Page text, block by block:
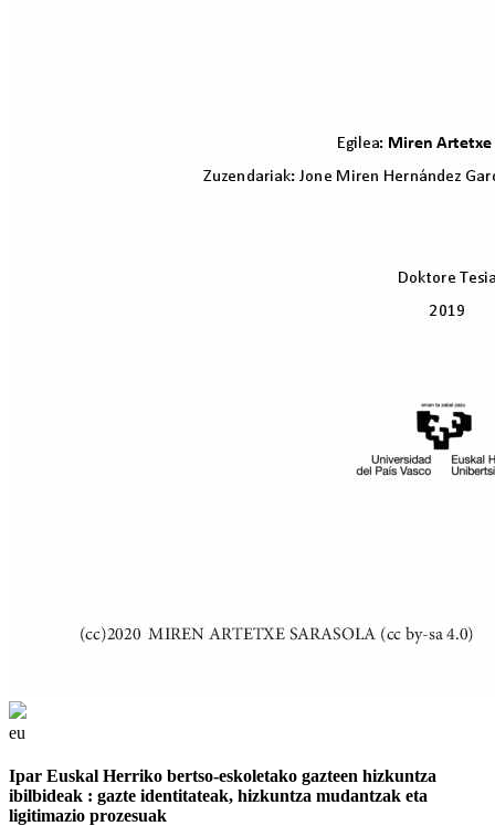
eu
Ipar Euskal Herriko bertso-eskoletako gazteen hizkuntza
ibilbideak : gazte identitateak, hizkuntza mudantzak eta
ligitimazio prozesuak